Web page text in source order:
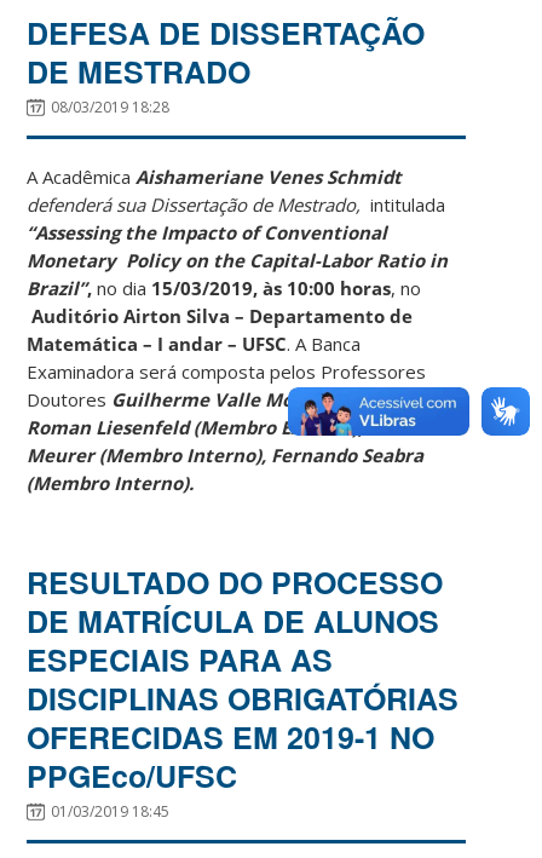
DEFESA DE DISSERTAÇÃO
DE MESTRADO
08/03/2019 18:28
A AcadêmicaAishameriane Venes Schmidt
defenderá sua Dissertação de Mestrado, intitulada
“Assessing the Impacto of Conventional
Monetary Policy on the Capital-Labor Ratio in
Brazil”, no dia 15/03/2019, às 10:00 horas, no
Auditório Airton Silva – Departamento de
Matemática – I andar – UFSC. A Banca
Examinadora será composta pelos Professores
Doutores Guilherme Valle Moura (Presidente),
Roman Liesenfeld (Membro Externo), Roberto
Meurer (Membro Interno), Fernando Seabra
(Membro Interno).
RESULTADO DO PROCESSO
DE MATRÍCULA DE ALUNOS
ESPECIAIS PARA AS
DISCIPLINAS OBRIGATÓRIAS
OFERECIDAS EM 2019-1 NO
PPGEco/UFSC
01/03/2019 18:45